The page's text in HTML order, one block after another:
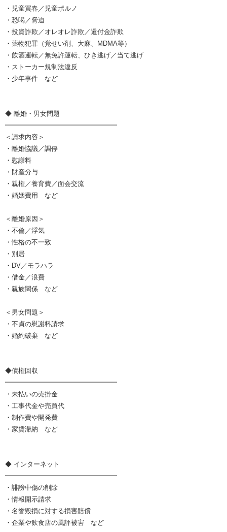
・児童買春／児童ポルノ
・恐喝／脅迫
・投資詐欺／オレオレ詐欺／還付金詐欺
・薬物犯罪（覚せい剤、大麻、MDMA等）
・飲酒運転／無免許運転、ひき逃げ／当て逃げ
・ストーカー規制法違反
・少年事件 など
◆ 離婚・男女問題
━━━━━━━━━━━━━━━━━
＜請求内容＞
・離婚協議／調停
・慰謝料
・財産分与
・親権／養育費／面会交流
・婚姻費用 など
＜離婚原因＞
・不倫／浮気
・性格の不一致
・別居
・DV／モラハラ
・借金／浪費
・親族関係 など
＜男女問題＞
・不貞の慰謝料請求
・婚約破棄 など
◆債権回収
━━━━━━━━━━━━━━━━━
・未払いの売掛金
・工事代金や売買代
・制作費や開発費
・家賃滞納 など
◆ インターネット
━━━━━━━━━━━━━━━━━
・誹謗中傷の削除
・情報開示請求
・名誉毀損に対する損害賠償
・企業や飲食店の風評被害 など